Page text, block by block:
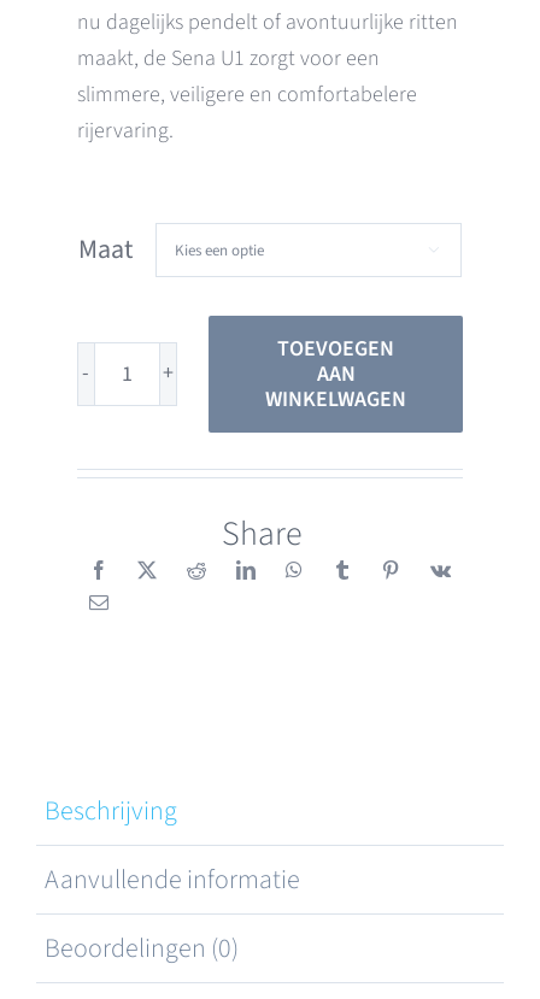
nu dagelijks pendelt of avontuurlijke ritten
maakt, de Sena U1 zorgt voor een
slimmere, veiligere en comfortabelere
rijervaring.
Maat 
Sena
E-
aantal
TOEVOEGEN
AAN
WINKELWAGEN
Share
Beschrijving
Aanvullende informatie
Beoordelingen (0)